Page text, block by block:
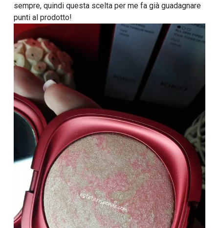
sempre, quindi questa scelta per me fa già guadagnare
punti al prodotto!